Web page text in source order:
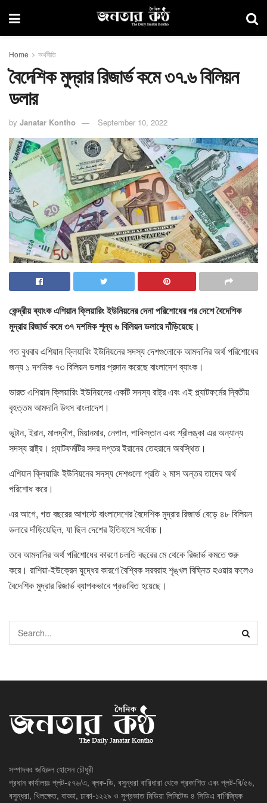
Home অর্থনীতি
বৈদেশিক মুদ্রার রিজার্ভ কমে ৩৭.৬ বিলিয়ন
ডলার
by Janatar Kontho September 10, 2022
কেন্দ্রীয় ব্যাংক এশিয়ান ক্লিয়ারিং ইউনিয়নের দেনা পরিশোধের পর দেশে বৈদেশিক
মুদ্রার রিজার্ভ কমে ৩৭ দশমিক শূন্য ৬ বিলিয়ন ডলারে দাঁড়িয়েছে।
গত বুধবার এশিয়ান ক্লিয়ারিং ইউনিয়নের সদস্য দেশগুলোকে আমদানির অর্থ পরিশোধের
জন্য ১ দশমিক ৭৩ বিলিয়ন ডলার প্রদান করেছে বাংলাদেশ ব্যাংক।
ভারত এশিয়ান ক্লিয়ারিং ইউনিয়নের একটি সদস্য রাষ্ট্র এবং এই প্ল্যাটফর্মের দ্বিতীয়
বৃহত্তম আমদানি উৎস বাংলাদেশ।
ভুটান, ইরান, মালদ্বীপ, মিয়ানমার, নেপাল, পাকিস্তান এবং শ্রীলঙ্কা এর অন্যান্য
সদস্য রাষ্ট্র। প্ল্যাটফর্মটির সদর দপ্তর ইরানের তেহরানে অবস্থিত।
এশিয়ান ক্লিয়ারিং ইউনিয়নের সদস্য দেশগুলো প্রতি ২ মাস অন্তর তাদের অর্থ
পরিশোধ করে।
এর আগে, গত বছরের আগস্টে বাংলাদেশের বৈদেশিক মুদ্রার রিজার্ভ বেড়ে ৪৮ বিলিয়ন
ডলারে দাঁড়িয়েছিল, যা ছিল দেশের ইতিহাসে সর্বোচ্চ।
তবে আমদানির অর্থ পরিশোধের কারণে চলতি বছরের মে থেকে রিজার্ভ কমতে শুরু
করে। রাশিয়া-ইউক্রেন যুদ্ধের কারণে বৈশ্বিক সরবরাহ শৃঙ্খল বিঘ্নিত হওয়ার ফলেও
বৈদেশিক মুদ্রার রিজার্ভ ব্যাপকভাবে প্রভাবিত হয়েছে।
সম্পাদকঃ জহিরুল হোসেন চৌধুরী
প্রধান কার্যালয়ঃ প্লট-৫৭৬/এ, ব্লক-ডি, বসুন্ধরা বারিধারা থেকে প্রকাশিত এবং প্লট-বি/৫৬,
বসুন্ধরা, খিলক্ষেত, বাড্ডা, ঢাকা-১২২৯ ও সুপ্রভাত মিডিয়া লিমিটেড ৪ সিডিএ বাণিজ্যিক